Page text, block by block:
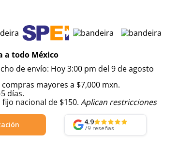
a todo México
de envío: Hoy 3:00 pm del 9 de agosto
mayores a $7,000 mxn.
días.
nacional de $150. Aplican restricciones
4.9
79 reseñas